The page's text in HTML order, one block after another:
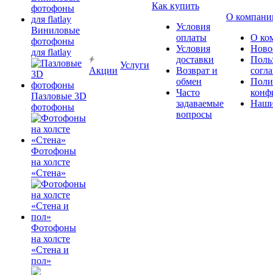
Виниловые
фотофоны
для flatlay
Пазловые 3D
фотофоны
Фотофоны
на холсте
«Стена»
Фотофоны
на холсте
«Стена и
пол»
Акции
Услуги
Как купить
Условия
оплаты
Условия
доставки
Возврат и
обмен
Часто
задаваемые
вопросы
О
О